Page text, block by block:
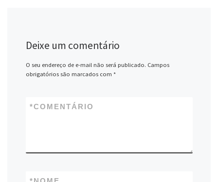
Deixe um comentário
O seu endereço de e-mail não será publicado. Campos
obrigatórios são marcados com *
COMENTÁRIO
*